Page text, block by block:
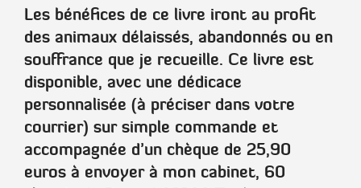
Les bénéfices de ce livre iront au profit
des animaux délaissés, abandonnés ou en
souffrance que je recueille. Ce livre est
disponible, avec une dédicace
personnalisée (à préciser dans votre
courrier) sur simple commande et
accompagnée d’un chèque de 25,90
euros à envoyer à mon cabinet, 60